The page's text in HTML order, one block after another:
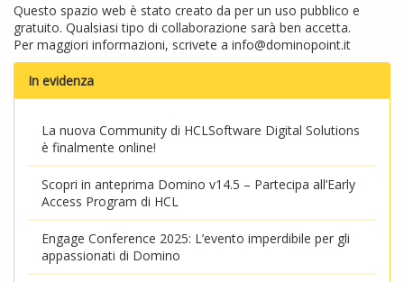
Questo spazio web è stato creato da per un uso pubblico e
gratuito. Qualsiasi tipo di collaborazione sarà ben accetta.
Per maggiori informazioni, scrivete a info@dominopoint.it
In evidenza
La nuova Community di HCLSoftware Digital Solutions
è finalmente online!
Scopri in anteprima Domino v14.5 – Partecipa all’Early
Access Program di HCL
Engage Conference 2025: L’evento imperdibile per gli
appassionati di Domino